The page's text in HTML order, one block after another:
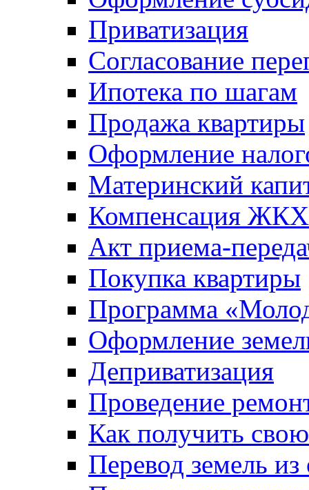
Приватизация
Согласование
Ипотека по шагам
Продажа квартиры
Оформление
Материнский
Компенсация ЖКХ
Акт приема-
Покупка квартиры
Программа
Оформление
Деприватизация
Проведение
Как получить
Перевод земель